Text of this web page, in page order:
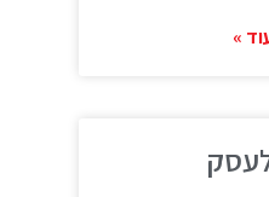
»